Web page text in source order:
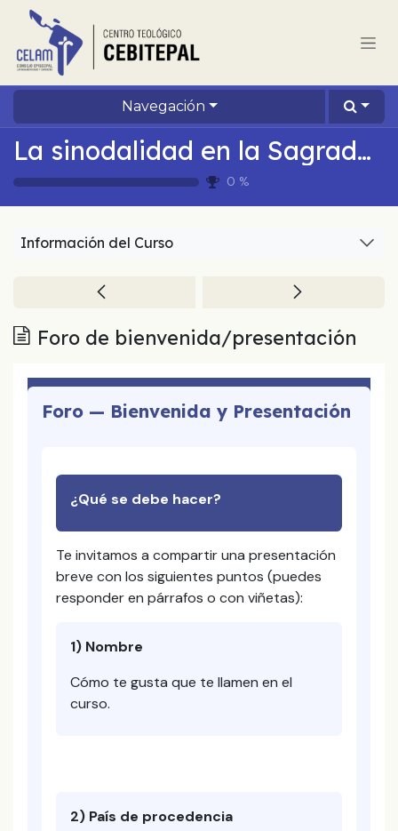
Ir al contenido
Navegación
La sinodalidad en la Sagrada Escritura – Módulo 2
0 %
Información del Curso
Foro de bienvenida/presentación
Foro — Bienvenida y Presentación
¿Qué se debe hacer?
Te invitamos a compartir una presentación
breve con los siguientes puntos (puedes
responder en párrafos o con viñetas):
1) Nombre
Cómo te gusta que te llamen en el
curso.
2) País de procedencia